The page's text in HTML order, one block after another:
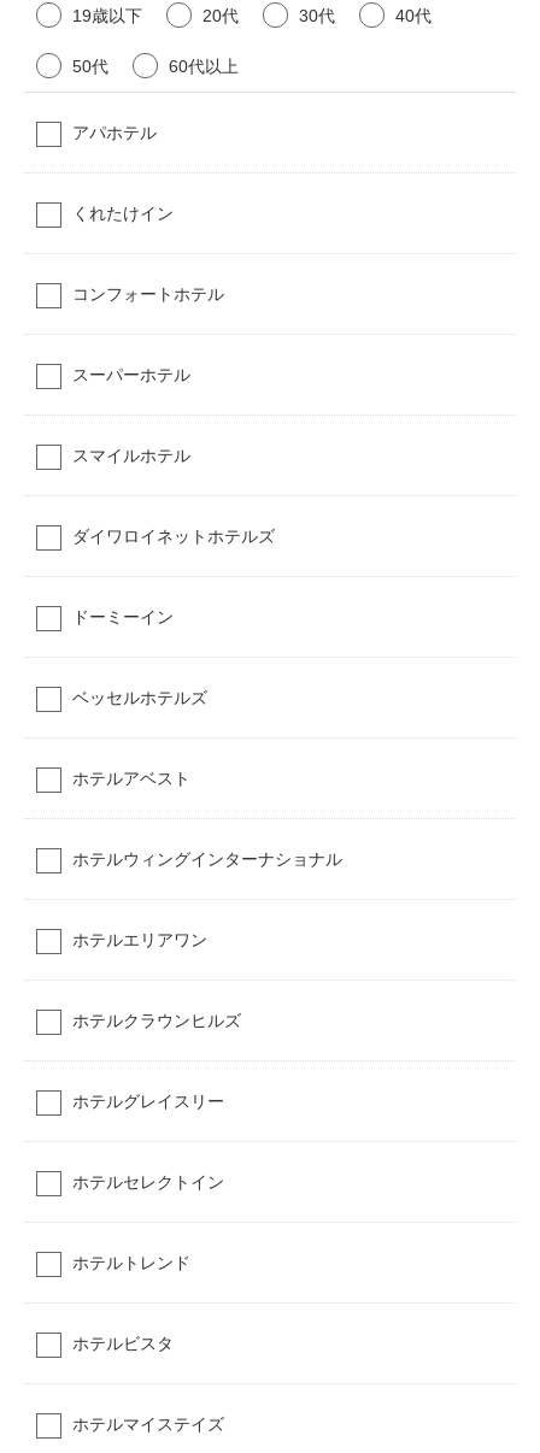
19歳以下 20代 30代 40代
50代 60代以上
アパホテル
くれたけイン
コンフォートホテル
スーパーホテル
スマイルホテル
ダイワロイネットホテルズ
ドーミーイン
ベッセルホテルズ
ホテルアベスト
ホテルウィングインターナショナル
ホテルエリアワン
ホテルクラウンヒルズ
ホテルグレイスリー
ホテルセレクトイン
ホテルトレンド
ホテルビスタ
ホテルマイステイズ